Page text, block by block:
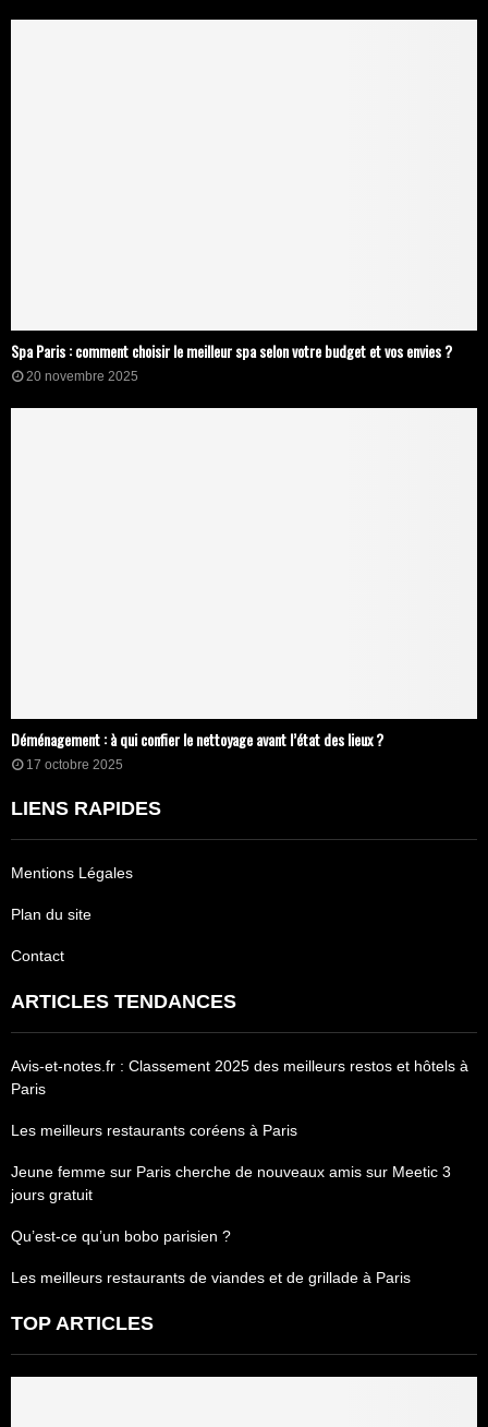
Spa Paris : comment choisir le meilleur spa selon votre budget et vos envies ?
20 novembre 2025
Déménagement : à qui confier le nettoyage avant l’état des lieux ?
17 octobre 2025
LIENS RAPIDES
Mentions Légales
Plan du site
Contact
ARTICLES TENDANCES
Avis-et-notes.fr : Classement 2025 des meilleurs restos et hôtels à
Paris
Les meilleurs restaurants coréens à Paris
Jeune femme sur Paris cherche de nouveaux amis sur Meetic 3
jours gratuit
Qu’est-ce qu’un bobo parisien ?
Les meilleurs restaurants de viandes et de grillade à Paris
TOP ARTICLES